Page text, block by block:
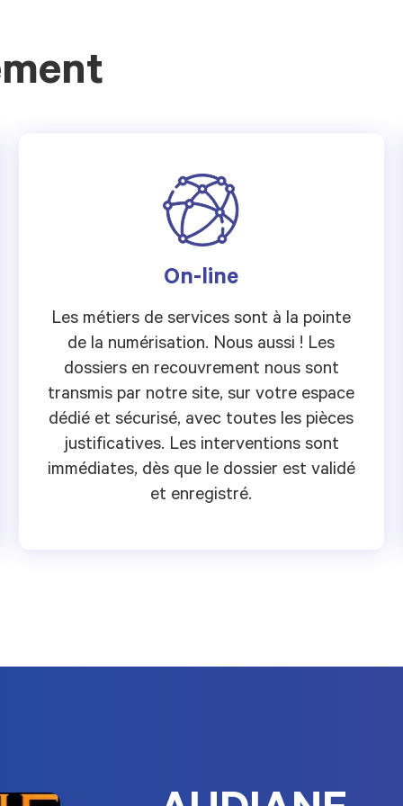
On-line
Les métiers de services sont à la pointe
de la numérisation. Nous aussi ! Les
dossiers en recouvrement nous sont
transmis par notre site, sur votre espace
dédié et sécurisé, avec toutes les pièces
justificatives. Les interventions sont
immédiates, dès que le dossier est validé
et enregistré.